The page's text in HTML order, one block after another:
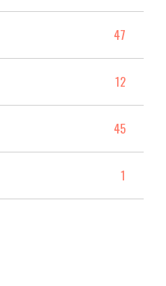
47
12
45
1